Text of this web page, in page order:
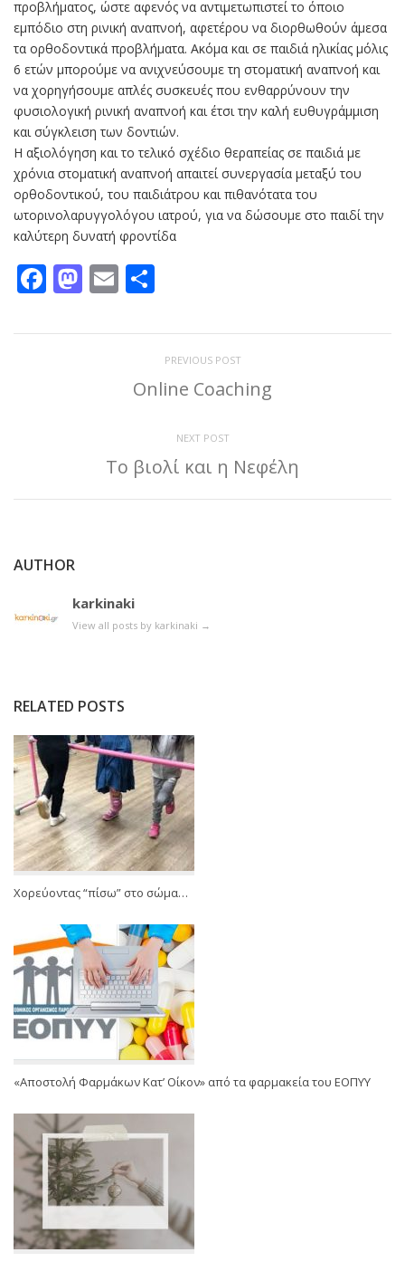
προβλήματος, ώστε αφενός να αντιμετωπιστεί το όποιο
εμπόδιο στη ρινική αναπνοή, αφετέρου να διορθωθούν άμεσα
τα ορθοδοντικά προβλήματα. Ακόμα και σε παιδιά ηλικίας μόλις
6 ετών μπορούμε να ανιχνεύσουμε τη στοματική αναπνοή και
να χορηγήσουμε απλές συσκευές που ενθαρρύνουν την
φυσιολογική ρινική αναπνοή και έτσι την καλή ευθυγράμμιση
και σύγκλειση των δοντιών.
Η αξιολόγηση και το τελικό σχέδιο θεραπείας σε παιδιά με
χρόνια στοματική αναπνοή απαιτεί συνεργασία μεταξύ του
ορθοδοντικού, του παιδιάτρου και πιθανότατα του
ωτορινολαρυγγολόγου ιατρού, για να δώσουμε στο παιδί την
καλύτερη δυνατή φροντίδα
Facebook
Mastodon
Email
PREVIOUS POST
Online Coaching
NEXT POST
Το βιολί και η Νεφέλη
AUTHOR
karkinaki
View all posts by karkinaki →
RELATED POSTS
Χορεύοντας “πίσω” στο σώμα…
«Αποστολή Φαρμάκων Κατ’ Οίκον» από τα φαρμακεία του ΕΟΠΥΥ